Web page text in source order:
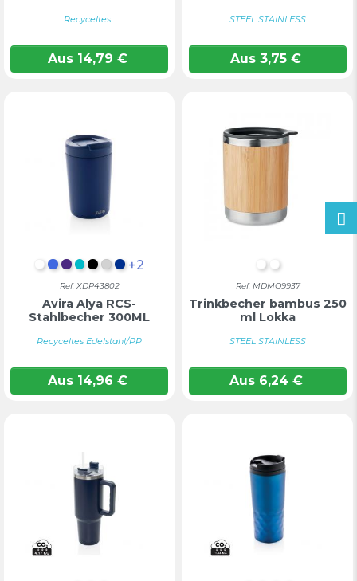
Recyceltes...
Aus14,79 €
STEEL STAINLESS
Aus 3,75 €
WEIß
KÖNIGSBLAU
VIOLETT
TÜRKIS
SCHWARZ
SILBER
BLAU
+2
Ref: XDP43802
Avira Alya RCS-
Stahlbecher 300ML
Recyceltes Edelstahl/PP
Aus14,96 €
HOLZ
Holz
Ref: MDMO9937
Trinkbecher bambus 250
ml Lokka
STEEL STAINLESS
Aus6,24 €